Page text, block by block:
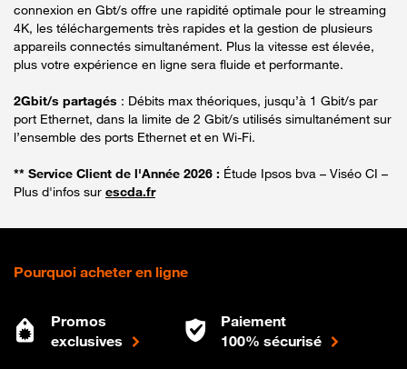
connexion en Gbt/s offre une rapidité optimale pour le streaming
4K, les téléchargements très rapides et la gestion de plusieurs
appareils connectés simultanément. Plus la vitesse est élevée,
plus votre expérience en ligne sera fluide et performante.
2Gbit/s partagés : Débits max théoriques, jusqu’à 1 Gbit/s par
port Ethernet, dans la limite de 2 Gbit/s utilisés simultanément sur
l’ensemble des ports Ethernet et en Wi-Fi.
** Service Client de l'Année 2026 : Étude Ipsos bva – Viséo CI –
Plus d'infos sur escda.fr
Pourquoi acheter en ligne
Promos
exclusives
Paiement
100% sécurisé